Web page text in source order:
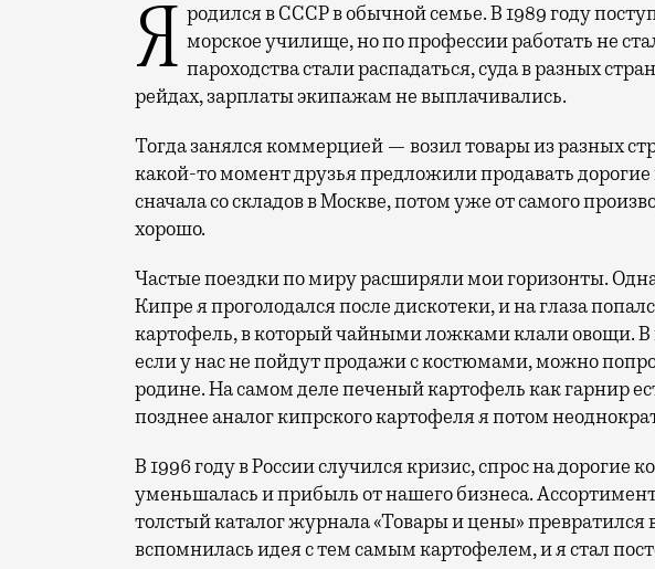
Я родился в СССР в обычной семье. В 1989 году поступил в Высшее инженерное морское училище, но по профессии работать не
пароходства стали распадаться, суда в разных
рейдах, зарплаты экипажам не выплачивались.
Тогда занялся коммерцией — возил товары из разных
какой-то момент друзья предложили продавать
сначала со складов в Москве, потом уже от самого
хорошо.
Частые поездки по миру расширяли мои горизонты.
Кипре я проголодался после дискотеки, и на глаза
картофель, в который чайными ложками клали овощи. В
если у нас не пойдут продажи с костюмами, можно
родине. На самом деле печеный картофель как гарнир
позднее аналог кипрского картофеля я потом
В 1996 году в России случился кризис, спрос на дорогие
уменьшалась и прибыль от нашего бизнеса.
толстый каталог журнала «Товары и цены» превратился
вспомнилась идея с тем самым картофелем, и я стал